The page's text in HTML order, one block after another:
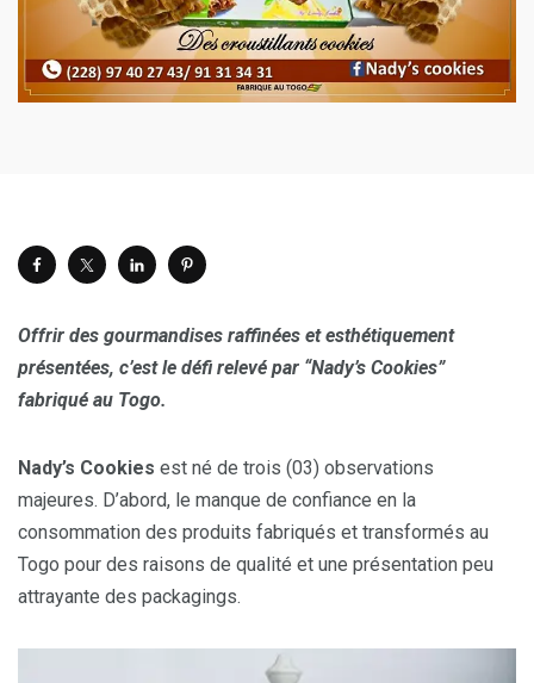
Offrir des gourmandises raffinées et esthétiquement
présentées, c’est le défi relevé par “Nady’s Cookies”
fabriqué au Togo.
Nady’s Cookies est né de trois (03) observations
majeures. D’abord, le manque de confiance en la
consommation des produits fabriqués et transformés au
Togo pour des raisons de qualité et une présentation peu
attrayante des packagings.